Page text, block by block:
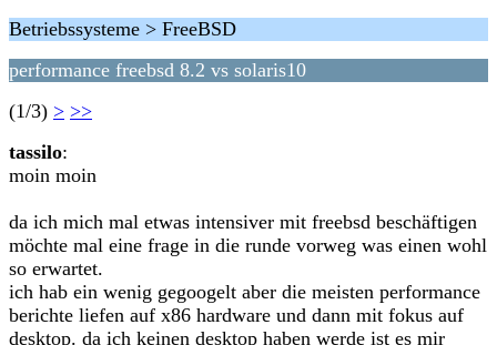
Betriebssysteme > FreeBSD
performance freebsd 8.2 vs solaris10
(1/3) > >>
tassilo:
moin moin
da ich mich mal etwas intensiver mit freebsd beschäftigen
möchte mal eine frage in die runde vorweg was einen wohl
so erwartet.
ich hab ein wenig gegoogelt aber die meisten performance
berichte liefen auf x86 hardware und dann mit fokus auf
desktop. da ich keinen desktop haben werde ist es mir